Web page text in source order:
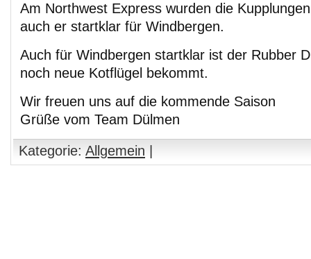
Am Northwest Express wurden die
auch er startklar für Windbergen.
Auch für Windbergen startklar ist der Rubber
noch neue Kotflügel bekommt.
Wir freuen uns auf die kommende Saison
Grüße vom Team Dülmen
Kategorie: Allgemein